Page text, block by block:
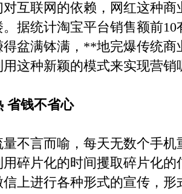
互联网的依赖，网红这种
据统计淘宝平台销售额前
盆满钵满，**地完爆传统
这种新颖的模式来实现营销
省钱不省心
不言而喻，每天无数个手
碎片化的时间攫取碎片化
上进行各种形式的宣传，